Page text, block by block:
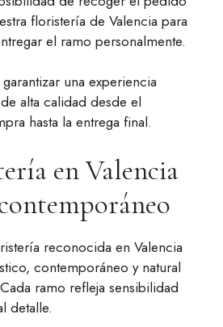
floristería de Valencia para
el ramo personalmente.
una experiencia
alta calidad desde el
hasta la entrega final.
en Valencia
reconocida en Valencia
contemporáneo y natural
ramo refleja sensibilidad
detalle.